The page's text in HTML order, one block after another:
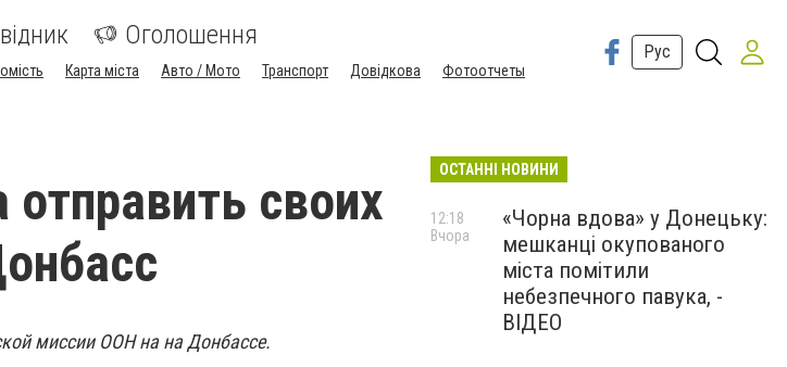
Оголошення
Карта міста Авто / Мото Транспорт Довідкова Фотоотчеты
Рус
своих
миссии ООН на на Донбассе.
ОСТАННІ НОВИНИ
«Чорна вдова» у Донецьку:
мешканці окупованого
міста помітили
небезпечного павука, -
ВІДЕО
12:18
Вчора